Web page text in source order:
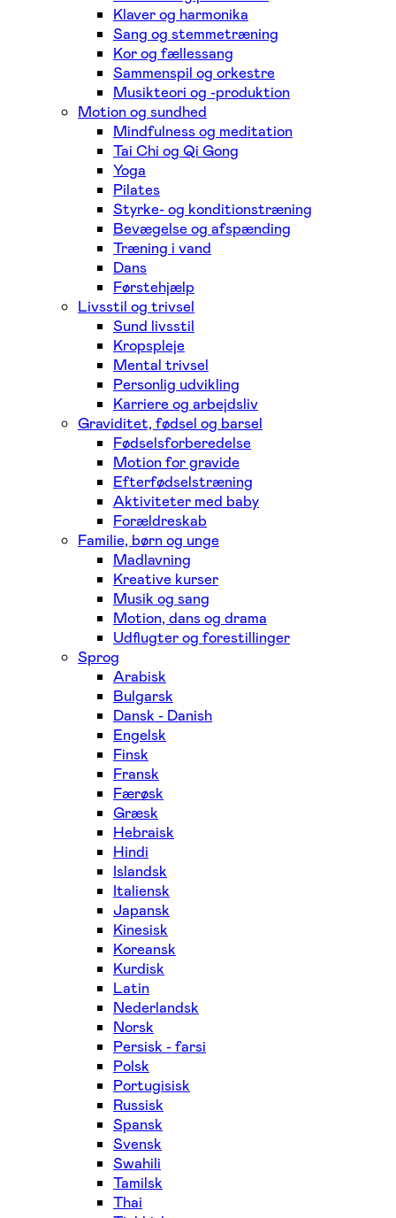
Klaver og harmonika
Sang og stemmetræning
Kor og fællessang
Sammenspil og orkestre
Musikteori og -produktion
Motion og sundhed
Mindfulness og meditation
Tai Chi og Qi Gong
Yoga
Pilates
Styrke- og konditionstræning
Bevægelse og afspænding
Træning i vand
Dans
Førstehjælp
Livsstil og trivsel
Sund livsstil
Kropspleje
Mental trivsel
Personlig udvikling
Karriere og arbejdsliv
Graviditet, fødsel og barsel
Fødselsforberedelse
Motion for gravide
Efterfødselstræning
Aktiviteter med baby
Forældreskab
Familie, børn og unge
Madlavning
Kreative kurser
Musik og sang
Motion, dans og drama
Udflugter og forestillinger
Sprog
Arabisk
Bulgarsk
Dansk - Danish
Engelsk
Finsk
Fransk
Færøsk
Græsk
Hebraisk
Hindi
Islandsk
Italiensk
Japansk
Kinesisk
Koreansk
Kurdisk
Latin
Nederlandsk
Norsk
Persisk - farsi
Polsk
Portugisisk
Russisk
Spansk
Svensk
Swahili
Tamilsk
Thai